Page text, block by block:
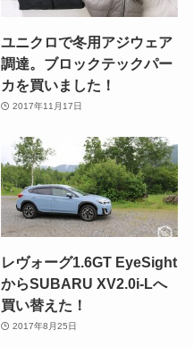
ユニクロで冬用アジウェア
調達。ブロックテックパー
カを買いました！
2017年11月17日
レヴォーグ1.6GT EyeSight
からSUBARU XV2.0i-Lへ
買い替えた！
2017年8月25日